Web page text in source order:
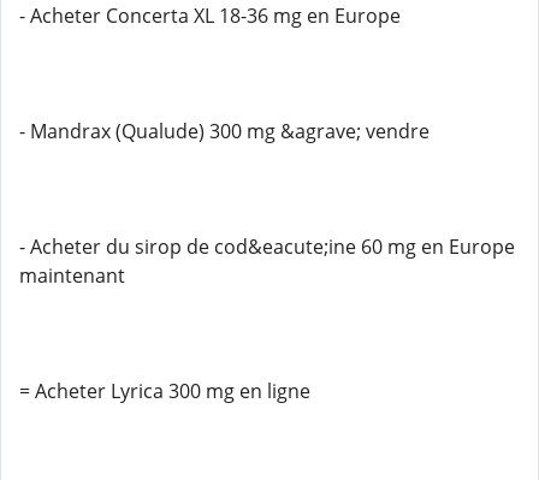
- Acheter Concerta XL 18-36 mg en Europe
- Mandrax (Qualude) 300 mg &agrave; vendre
- Acheter du sirop de cod&eacute;ine 60 mg en Europe
maintenant
= Acheter Lyrica 300 mg en ligne